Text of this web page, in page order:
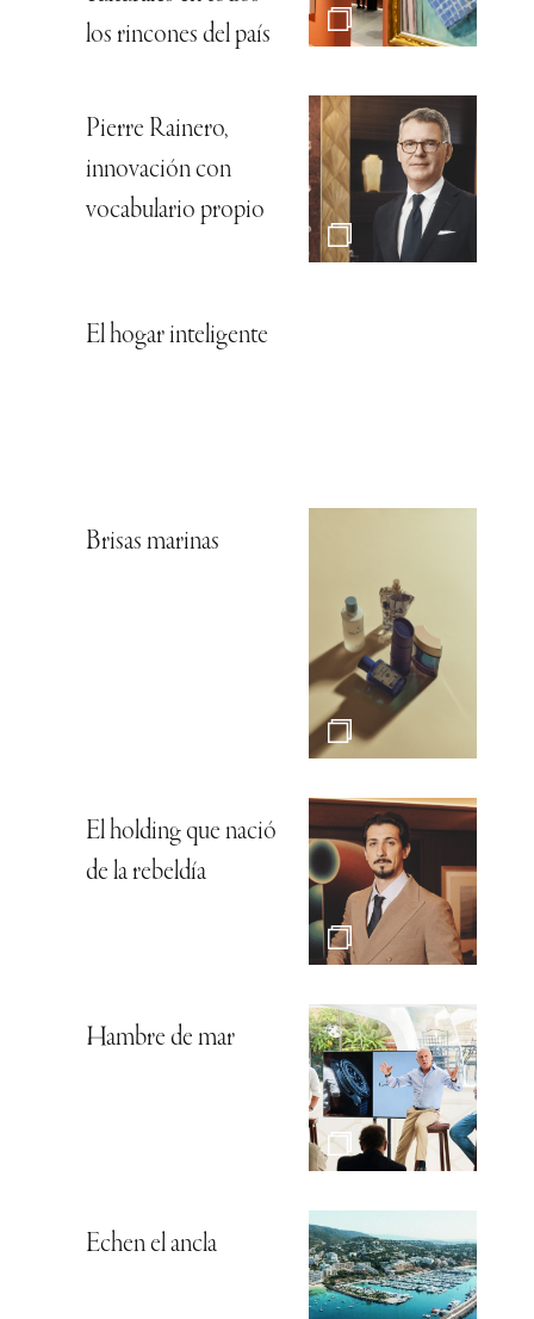
los rincones del país
Pierre Rainero,
innovación con
vocabulario propio
El hogar inteligente
Brisas marinas
El holding que nació
de la rebeldía
Hambre de mar
Echen el ancla